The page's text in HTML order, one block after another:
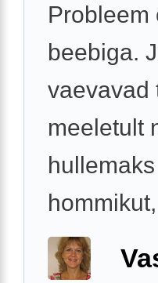
Probleem
beebiga.
vaevavad
meeletult